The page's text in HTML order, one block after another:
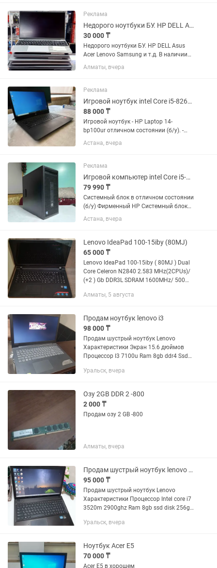
могу установить...
Реклама
Недорого ноутбуки БУ. HP DELL Asus Acer Lenovo Samsung и т.д.
30 000 ₸
Недорого ноутбуки БУ. HP DELL Asus
Acer Lenovo Samsung и т.д. В наличии
10-15шт известных брендов Acer Asus
HP DELL Lenovo и т.д. Цены разные, в
состояния ноутбуков Есть...
Алматы, вчера
Реклама
Игровой ноутбук intel Core i5-8265U/RAM 8Gb/SSD 256Gb/R7 M340 2Gb GDDR5
88 000 ₸
Игровой ноутбук - HP Laptop 14-
bp100ur отличном состоянии (б/у). -
Для игр - Для работы с текстовыми
редакторами Microsoft Office, Excel,1C -
Технические...
Астана, вчера
Реклама
Игровой компьютер intel Core i5-6500/RAM 16Gb/SSD/HDD/GTX 1050 Ti GDDR5
79 990 ₸
Системный блок в отличном состоянии
(б/у) Фирменный HP Системный блок
подойдет: Для работы с текстовыми
редакторами Игр Домашнего
характеристики: Корпус - HP
Процессор...
Астана, вчера
Lenovo IdeaPad 100-15iby (80MJ)
65 000 ₸
Lenovo IdeaPad 100-15iby ( 80MJ ) Dual
Core Celeron N2840 2.583 MHz(2CPUs)/
(+2 ) Gb DDR3L SDRAM 1600MHz/ 500
(диагональ 39.6 см) LTN156AT39-L01
Алматы, 5 августа
Продам ноутбук lenovo i3
98 000 ₸
Продам шустрый ноутбук Lenovo
Характеристики Экран 15.6 дюймов
Процессор I3 7100u Ram 8gb ddr4 Ssd
отличном состоянии Аккумулятор
Уральск, вчера
Озу 2GB DDR 2 -800
2 000 ₸
Продам озу 2 GB -800
Алматы, вчера
Продам шустрый ноутбук lenovo core i7
95 000 ₸
Продам шустрый ноутбук Lenovo
Характеристики Процессор Intel core i7
3520m 2900ghz Ram 8gb ssd disk 256gb
Аккумулятор держит заряд Подойдёт
Уральск, вчера
Ноутбук Acer E5
70 000 ₸
Acer E5 в хорошем